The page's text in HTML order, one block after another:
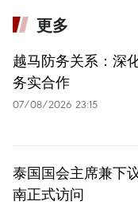
更多
越马防务关系：深
务实合作
07/08/2026 23:15
泰国国会主席兼下
南正式访问